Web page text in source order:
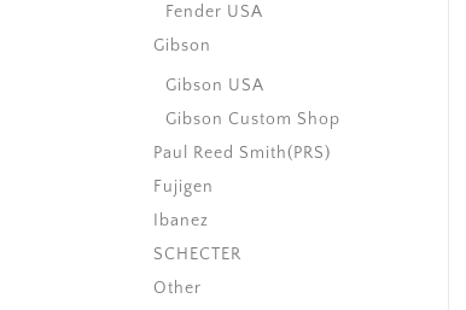
Fender USA
Gibson
Gibson USA
Gibson Custom Shop
Paul Reed Smith(PRS)
Fujigen
Ibanez
SCHECTER
Other